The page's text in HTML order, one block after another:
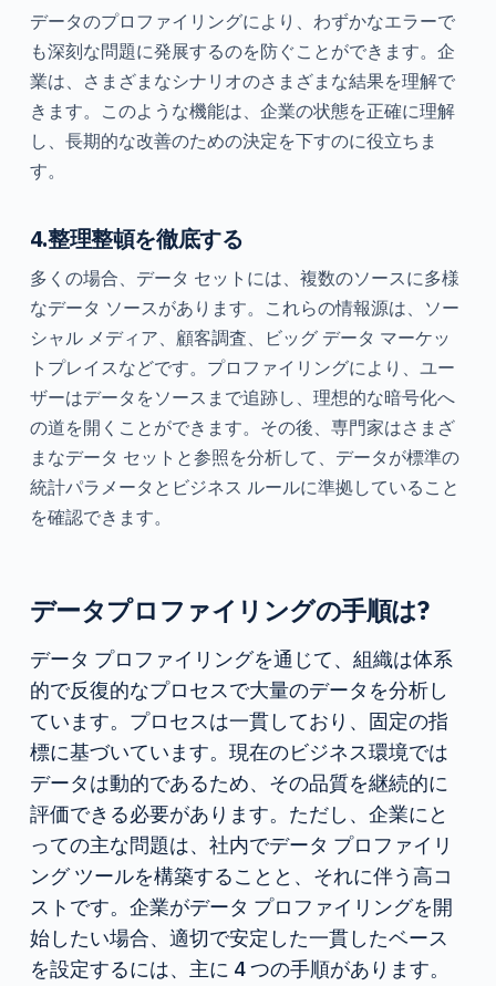
データのプロファイリングにより、わずかなエラーで
も深刻な問題に発展するのを防ぐことができます。企
業は、さまざまなシナリオのさまざまな結果を理解で
きます。このような機能は、企業の状態を正確に理解
し、長期的な改善のための決定を下すのに役立ちま
す。
4.整理整頓を徹底する
多くの場合、データ セットには、複数のソースに多様
なデータ ソースがあります。これらの情報源は、ソー
シャル メディア、顧客調査、ビッグ データ マーケッ
トプレイスなどです。プロファイリングにより、ユー
ザーはデータをソースまで追跡し、理想的な暗号化へ
の道を開くことができます。その後、専門家はさまざ
まなデータ セットと参照を分析して、データが標準の
統計パラメータとビジネス ルールに準拠していること
を確認できます。
データプロファイリングの手順は?
データ プロファイリングを通じて、組織は体系
的で反復的なプロセスで大量のデータを分析し
ています。プロセスは一貫しており、固定の指
標に基づいています。現在のビジネス環境では
データは動的であるため、その品質を継続的に
評価できる必要があります。ただし、企業にと
っての主な問題は、社内でデータ プロファイリ
ング ツールを構築することと、それに伴う高コ
ストです。企業がデータ プロファイリングを開
始したい場合、適切で安定した一貫したベース
を設定するには、主に 4 つの手順があります。